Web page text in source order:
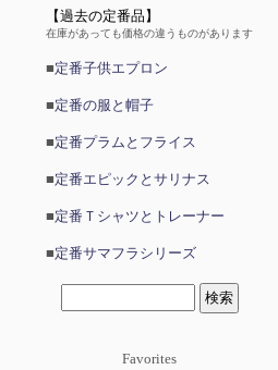
【過去の定番品】
在庫があっても価格の違うものがあります
■定番子供エプロン
■定番の服と帽子
■定番プラムとフライス
■定番エピックとサリナス
■定番Ｔシャツとトレーナー
■定番サマフラシリーズ
Favorites